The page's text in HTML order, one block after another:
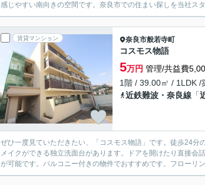
感じやすい南向きの空間です。奈良市での住まい探しを当社ス
賃貸マンション 奈良市般若寺町
コスモス物語
5万円 管理/共益費
1階 / 39.00㎡ / 1LDK /
近鉄難波・奈良線 「
ぜひ一度見ていただきたい、「コスモス物語」です。徒歩24
メイクができる独立洗面台があります。ドアを開けたり直接
が可能です。バルコニー付きの物件でおすすめです。フローリ